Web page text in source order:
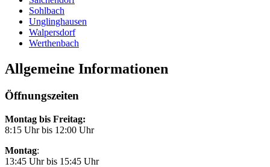
Sohlbach
Unglinghausen
Walpersdorf
Werthenbach
Allgemeine Informationen
Öffnungszeiten
Montag bis Freitag:
8:15 Uhr bis 12:00 Uhr
Montag:
13:45 Uhr bis 15:45 Uhr